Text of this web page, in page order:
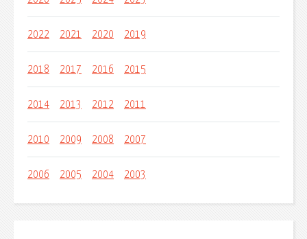
2022 2021 2020 2019
2018 2017 2016 2015
2014 2013 2012 2011
2010 2009 2008 2007
2006 2005 2004 2003